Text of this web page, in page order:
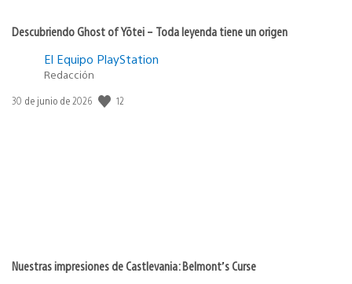
Descubriendo Ghost of Yōtei – Toda leyenda tiene un origen
El Equipo PlayStation
Redacción
Fecha
30 de junio de 2026 12
Nuestras impresiones de Castlevania: Belmont’s Curse